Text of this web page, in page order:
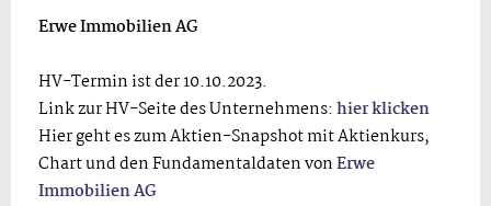
Erwe Immobilien AG
HV-Termin ist der 10.10.2023.
Link zur HV-Seite des Unternehmens: hier klicken
Hier geht es zum Aktien-Snapshot mit Aktienkurs,
Chart und den Fundamentaldaten vonErwe
Immobilien AG